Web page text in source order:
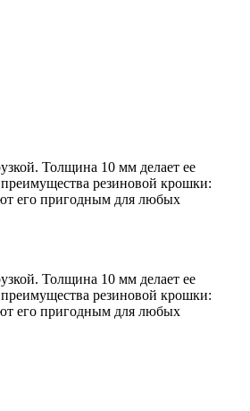
Толщина 10 мм делает ее
резиновой крошки:
его пригодным для любых
Толщина 10 мм делает ее
резиновой крошки:
его пригодным для любых